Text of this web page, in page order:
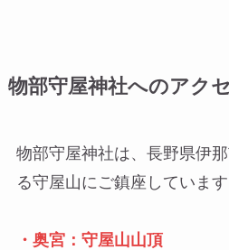
物部守屋神社へのアク
物部守屋神社は、長野県伊
る守屋山にご鎮座しています
・奥宮：守屋山山頂